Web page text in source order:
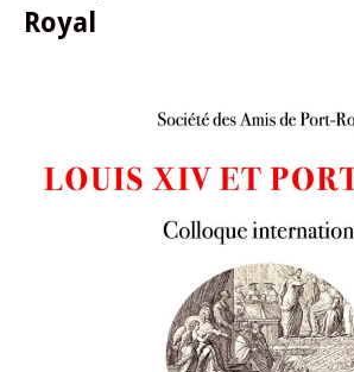
Royal